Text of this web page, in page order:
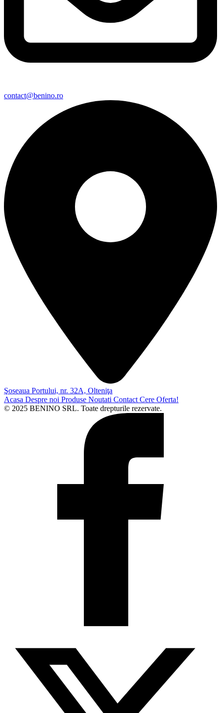
contact@benino.ro
Şoseaua Portului, nr. 32A, Olteniţa
Acasa Despre noi Produse Noutati Contact Cere Oferta!
© 2025 BENINO SRL. Toate drepturile rezervate.